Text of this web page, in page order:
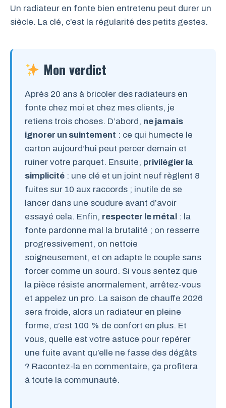
Un radiateur en fonte bien entretenu peut durer un
siècle. La clé, c’est la régularité des petits gestes.
Mon verdict
Après 20 ans à bricoler des radiateurs en
fonte chez moi et chez mes clients, je
retiens trois choses. D’abord, ne jamais
ignorer un suintement : ce qui humecte le
carton aujourd’hui peut percer demain et
ruiner votre parquet. Ensuite, privilégier la
simplicité : une clé et un joint neuf règlent 8
fuites sur 10 aux raccords ; inutile de se
lancer dans une soudure avant d’avoir
essayé cela. Enfin, respecter le métal : la
fonte pardonne mal la brutalité ; on resserre
progressivement, on nettoie
soigneusement, et on adapte le couple sans
forcer comme un sourd. Si vous sentez que
la pièce résiste anormalement, arrêtez-vous
et appelez un pro. La saison de chauffe 2026
sera froide, alors un radiateur en pleine
forme, c’est 100 % de confort en plus. Et
vous, quelle est votre astuce pour repérer
une fuite avant qu’elle ne fasse des dégâts
? Racontez-la en commentaire, ça profitera
à toute la communauté.